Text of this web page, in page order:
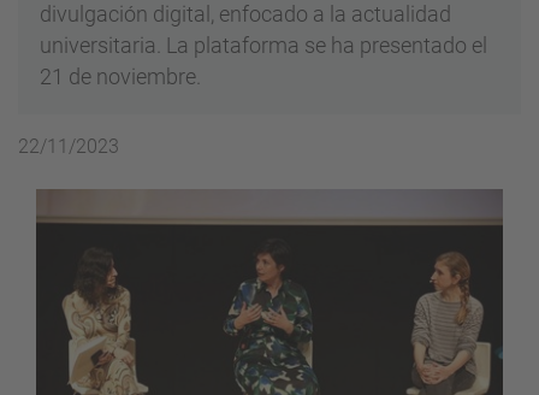
divulgación digital, enfocado a la actualidad
universitaria. La plataforma se ha presentado el
21 de noviembre.
22/11/2023